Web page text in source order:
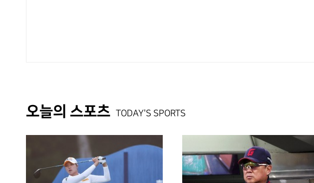
오늘의 스포츠 TODAY'S SPORTS